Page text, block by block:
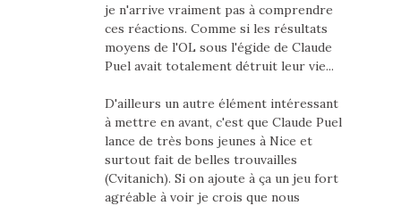
je n'arrive vraiment pas à comprendre
ces réactions. Comme si les résultats
moyens de l'OL sous l'égide de Claude
Puel avait totalement détruit leur vie...
D'ailleurs un autre élément intéressant
à mettre en avant, c'est que Claude Puel
lance de très bons jeunes à Nice et
surtout fait de belles trouvailles
(Cvitanich). Si on ajoute à ça un jeu fort
agréable à voir je crois que nous